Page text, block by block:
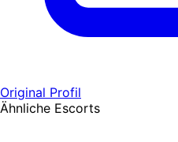
Original Profil
Ähnliche Escorts